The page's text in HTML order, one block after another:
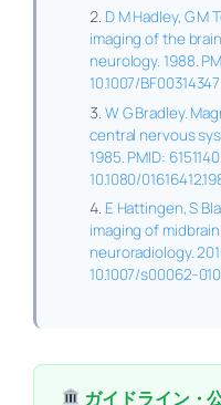
D M Hadley, G
imaging of the
neurology. 1988.
10.1007/BF00314347
W G Bradley.
central nervous
1985. PMID:
10.1080/
E Hattingen, S
imaging of
neuroradiology.
10.1007/s00062-
ガイドライン・